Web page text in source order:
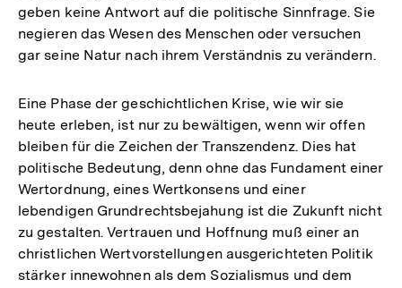
geben keine Antwort auf die politische Sinnfrage. Sie
negieren das Wesen des Menschen oder versuchen
gar seine Natur nach ihrem Verständnis zu verändern.
Eine Phase der geschichtlichen Krise, wie wir sie
heute erleben, ist nur zu bewältigen, wenn wir offen
bleiben für die Zeichen der Transzendenz. Dies hat
politische Bedeutung, denn ohne das Fundament einer
Wertordnung, eines Wertkonsens und einer
lebendigen Grundrechtsbejahung ist die Zukunft nicht
zu gestalten. Vertrauen und Hoffnung muß einer an
christlichen Wertvorstellungen ausgerichteten Politik
stärker innewohnen als dem Sozialismus und dem